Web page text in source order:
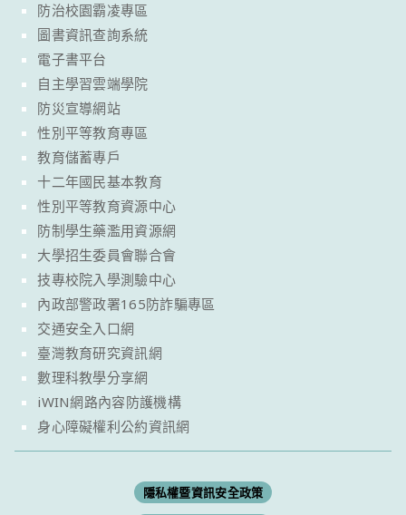
防治校園霸凌專區
圖書資訊查詢系統
電子書平台
自主學習雲端學院
防災宣導網站
性別平等教育專區
教育儲蓄專戶
十二年國民基本教育
性別平等教育資源中心
防制學生藥濫用資源網
大學招生委員會聯合會
技專校院入學測驗中心
內政部警政署165防詐騙專區
交通安全入口網
臺灣教育研究資訊網
數理科教學分享網
iWIN網路內容防護機構
身心障礙權利公約資訊網
隱私權暨資訊安全政策